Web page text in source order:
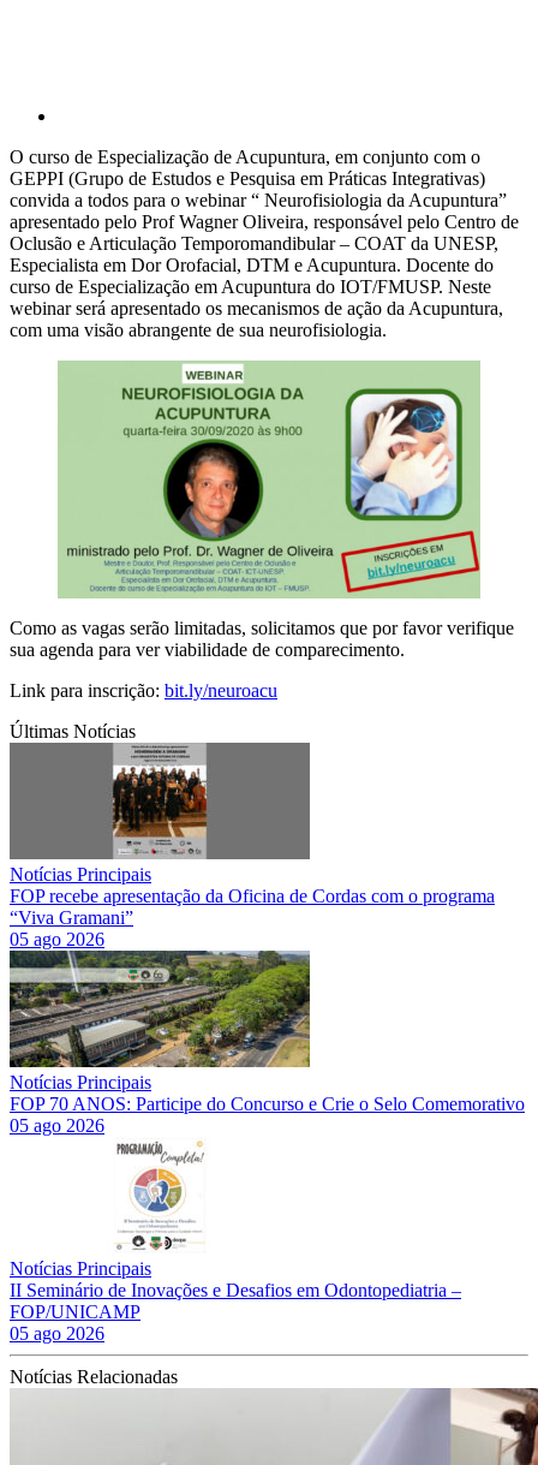
O curso de Especialização de Acupuntura, em conjunto com o
GEPPI (Grupo de Estudos e Pesquisa em Práticas Integrativas)
convida a todos para o webinar “ Neurofisiologia da Acupuntura”
apresentado pelo Prof Wagner Oliveira, responsável pelo Centro de
Oclusão e Articulação Temporomandibular – COAT da UNESP,
Especialista em Dor Orofacial, DTM e Acupuntura. Docente do
curso de Especialização em Acupuntura do IOT/FMUSP. Neste
webinar será apresentado os mecanismos de ação da Acupuntura,
com uma visão abrangente de sua neurofisiologia.
Como as vagas serão limitadas, solicitamos que por favor verifique
sua agenda para ver viabilidade de comparecimento.
Link para inscrição: bit.ly/neuroacu
Últimas Notícias
Notícias Principais
FOP recebe apresentação da Oficina de Cordas com o programa
“Viva Gramani”
05 ago 2026
Notícias Principais
FOP 70 ANOS: Participe do Concurso e Crie o Selo Comemorativo
05 ago 2026
Notícias Principais
II Seminário de Inovações e Desafios em Odontopediatria –
FOP/UNICAMP
05 ago 2026
Notícias Relacionadas